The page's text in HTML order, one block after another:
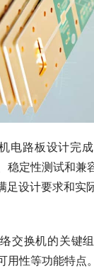
电路板设计完
稳定性测试和兼
设计要求和实
交换机的关键
用性等功能特点